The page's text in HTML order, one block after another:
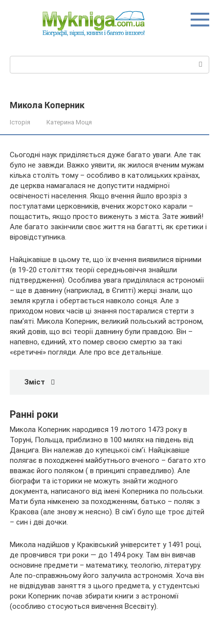
Микола Коперник
Історія Катерина Моця
Сьогодні наук приділяється дуже багато уваги. Але так
було не завжди. Важко уявити, як жилося вченим мужам
кілька століть тому – особливо в католицьких країнах,
де церква намагалася не допустити надмірної
освіченості населення. Якщо вчення йшло врозріз з
постулатами церковників, вчених жорстоко карали –
пощастить, якщо просто виженуть з міста. Зате живий!
Але багато закінчили своє життя на багатті, як єретики і
віровідступника.
Найцікавіше в цьому те, що їх вчення виявилися вірними
(в 19-20 століттях теорії середньовіччя знайшли
підтвердження). Особлива увага приділялася астрономії
– ще в давнину (наприклад, в Єгипті) жерці знали, що
земля кругла і обертається навколо сонця. Але з
приходом нових часів ці знання постаралися стерти з
пам’яті. Микола Коперник, великий польський астроном,
який довів, що всі теорії давнину були правдою. Він –
напевно, єдиний, хто помер своєю смертю за такі
«єретичні» погляди. Але про все детальніше.
Зміст
Ранні роки
Микола Коперник народився 19 лютого 1473 року в
Торуні, Польща, приблизно в 100 милях на південь від
Данцига. Він належав до купецької сім’ї. Найцікавіше
полягає в походженні майбутнього вченого – багато хто
вважає його поляком ( в принципі справедливо). Але
біографи та історики не можуть знайти жодного
документа, написаного від імені Коперника по польськи.
Мати була німкенею за походженням, батько – поляк з
Кракова (але знову ж неясно). В сім’ї було ще троє дітей
– син і дві дочки.
Микола надійшов у Краківський університет у 1491 році,
де провчився три роки — до 1494 року. Там він вивчав
основине предмети – математику, теологію, літературу.
Але по-справжньому його залучила астрономія. Хоча він
не відвідував заняття з цього предмета, у студентські
роки Коперник почав збирати книги з астрономії
(особливо стосуються вивчення Всесвіту).